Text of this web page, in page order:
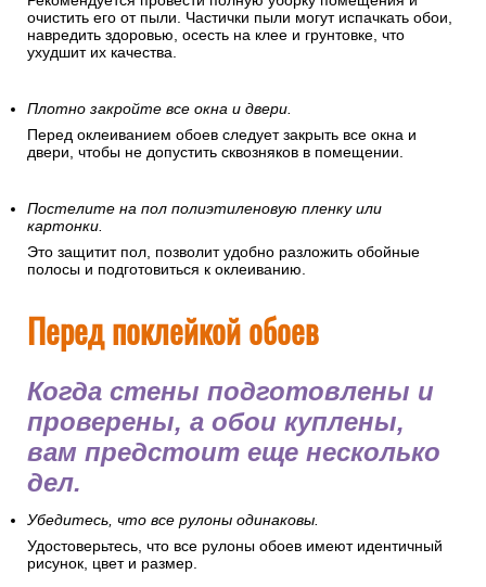
очистить его от пыли. Частички пыли могут испачкать обои,
навредить здоровью, осесть на клее и грунтовке, что
ухудшит их качества.
Плотно закройте все окна и двери.
Перед оклеиванием обоев следует закрыть все окна и
двери, чтобы не допустить сквозняков в помещении.
Постелите на пол полиэтиленовую пленку или
картонки.
Это защитит пол, позволит удобно разложить обойные
полосы и подготовиться к оклеиванию.
Перед поклейкой обоев
Когда стены подготовлены и
проверены, а обои куплены,
вам предстоит еще несколько
дел.
Убедитесь, что все рулоны одинаковы.
Удостоверьтесь, что все рулоны обоев имеют идентичный
рисунок, цвет и размер.